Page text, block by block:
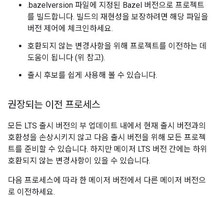
.bazelversion 파일에 지정된 Bazel 버전으로 프로젝트
를 빌드합니다. 빌드의 재현성을 보장하려면 해당 파일을
버전 제어에 체크인하세요.
호환되지 않는 변경사항을 위해 프로젝트를 이전하는 데
도움이 됩니다 (위 참고).
출시 후보를 쉽게 사용해 볼 수 있습니다.
권장되는 이전 프로세스
모든 LTS 출시 버전의 부 업데이트 내에서 현재 출시 버전과의
호환성을 손상시키지 않고 다음 출시 버전을 위해 모든 프로젝
트를 준비할 수 있습니다. 하지만 메이저 LTS 버전 간에는 하위
호환되지 않는 변경사항이 있을 수 있습니다.
다음 프로세스에 따라 한 메이저 버전에서 다른 메이저 버전으
로 이전하세요.